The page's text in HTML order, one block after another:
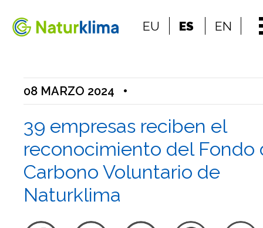
Ir a los contenidos
EU ES EN
08 MARZO 2024 •
39 empresas reciben el
reconocimiento del Fondo
Carbono Voluntario de
Naturklima